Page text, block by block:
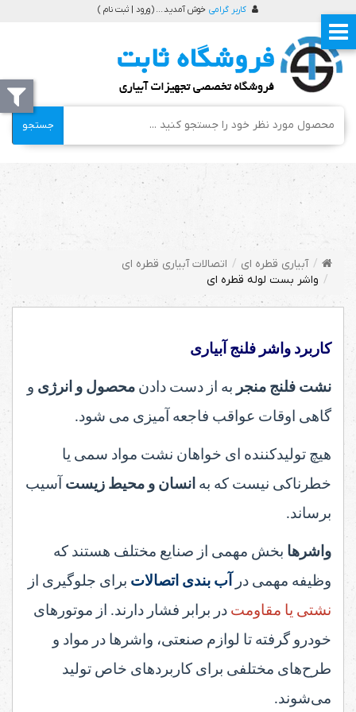
کاربر گرامی خوش آمدید ... (ورود | ثبت نام )
جستجو
آبیاری قطره ای
اتصالات آبیاری قطره ای
واشر بست لوله قطره ای
کاربرد واشر فلنج آبیاری
نشت فلنج منجر به از دست دادن محصول و انرژی و
گاهی اوقات عواقب فاجعه آمیزی می شود.
هیچ تولیدکننده ای خواهان نشت مواد سمی یا
خطرناکی نیست که به انسان و محیط زیست آسیب
برساند.
واشرها بخش مهمی از صنایع مختلف هستند که
وظیفه مهمی در آب بندی اتصالات برای جلوگیری از
نشتی یا مقاومت در برابر فشار دارند. از موتورهای
خودرو گرفته تا لوازم صنعتی، واشرها در مواد و
طرح‌های مختلفی برای کاربردهای خاص تولید
می‌شوند.